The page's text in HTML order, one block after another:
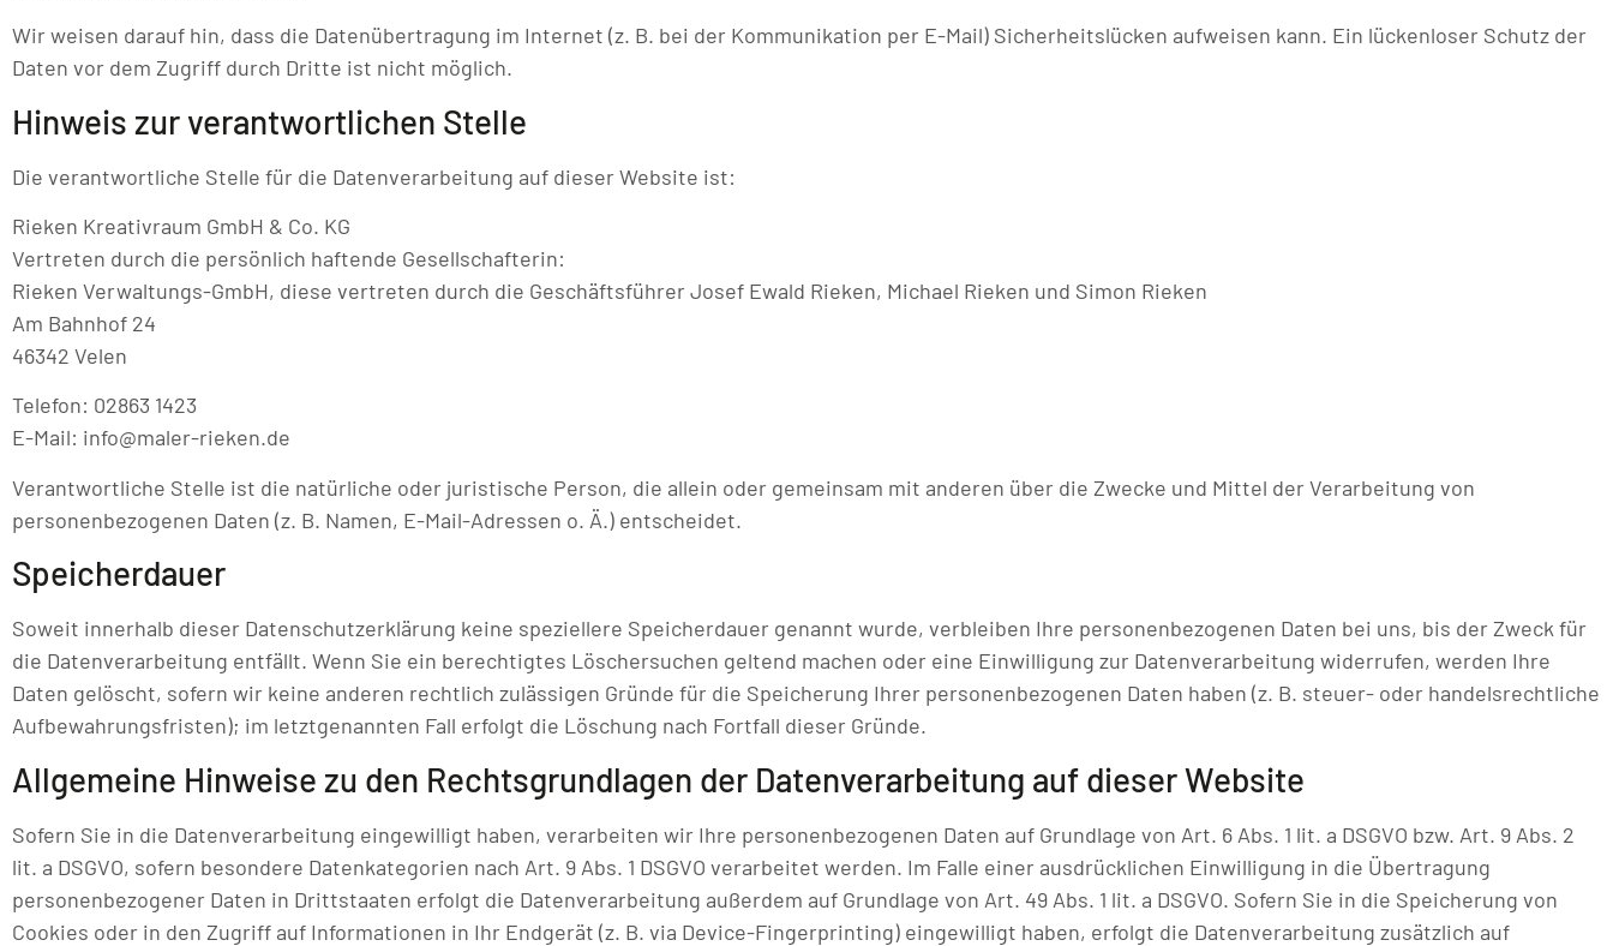
Wir weisen darauf hin, dass die Datenübertragung im Internet (z. B. bei der Kommunikation per E-Mail) Sicherheitslücken aufweisen kann. Ein lückenloser Schutz der
Daten vor dem Zugriff durch Dritte ist nicht möglich.
Hinweis zur verantwortlichen Stelle
Die verantwortliche Stelle für die Datenverarbeitung auf dieser Website ist:
Rieken Kreativraum GmbH & Co. KG
Vertreten durch die persönlich haftende Gesellschafterin:
Rieken Verwaltungs-GmbH, diese vertreten durch die Geschäftsführer Josef Ewald Rieken, Michael Rieken und Simon Rieken
Am Bahnhof 24
46342 Velen
Telefon: 02863 1423
E-Mail: info@maler-rieken.de
Verantwortliche Stelle ist die natürliche oder juristische Person, die allein oder gemeinsam mit anderen über die Zwecke und Mittel der Verarbeitung von
personenbezogenen Daten (z. B. Namen, E-Mail-Adressen o. Ä.) entscheidet.
Speicherdauer
Soweit innerhalb dieser Datenschutzerklärung keine speziellere Speicherdauer genannt wurde, verbleiben Ihre personenbezogenen Daten bei uns, bis der Zweck für
die Datenverarbeitung entfällt. Wenn Sie ein berechtigtes Löschersuchen geltend machen oder eine Einwilligung zur Datenverarbeitung widerrufen, werden Ihre
Daten gelöscht, sofern wir keine anderen rechtlich zulässigen Gründe für die Speicherung Ihrer personenbezogenen Daten haben (z. B. steuer- oder handelsrechtliche
Aufbewahrungsfristen); im letztgenannten Fall erfolgt die Löschung nach Fortfall dieser Gründe.
Allgemeine Hinweise zu den Rechtsgrundlagen der Datenverarbeitung auf dieser Website
Sofern Sie in die Datenverarbeitung eingewilligt haben, verarbeiten wir Ihre personenbezogenen Daten auf Grundlage von Art. 6 Abs. 1 lit. a DSGVO bzw. Art. 9 Abs. 2
lit. a DSGVO, sofern besondere Datenkategorien nach Art. 9 Abs. 1 DSGVO verarbeitet werden. Im Falle einer ausdrücklichen Einwilligung in die Übertragung
personenbezogener Daten in Drittstaaten erfolgt die Datenverarbeitung außerdem auf Grundlage von Art. 49 Abs. 1 lit. a DSGVO. Sofern Sie in die Speicherung von
Cookies oder in den Zugriff auf Informationen in Ihr Endgerät (z. B. via Device-Fingerprinting) eingewilligt haben, erfolgt die Datenverarbeitung zusätzlich auf